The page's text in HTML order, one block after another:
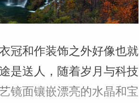
冠和作装饰之外好像也就
是送人，随着岁月与科技
镜面镶嵌漂亮的水晶和宝